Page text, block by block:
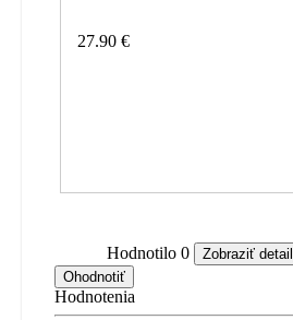
27.90 €
Hodnotilo 0
Zobraziť
Ohodnotiť
Hodnotenia